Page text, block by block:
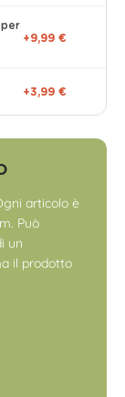
per
+9,99 €
+3,99 €
articolo è
Può
un
il prodotto